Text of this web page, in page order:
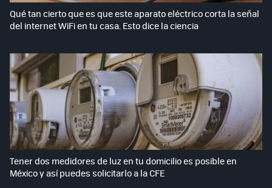
Qué tan cierto que es que este aparato eléctrico corta la señal
del internet WiFi en tu casa. Esto dice la ciencia
Tener dos medidores de luz en tu domicilio es posible en
México y así puedes solicitarlo a la CFE